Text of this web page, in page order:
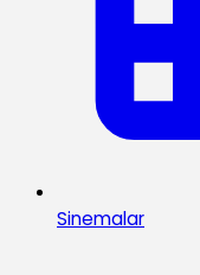
Sinemalar